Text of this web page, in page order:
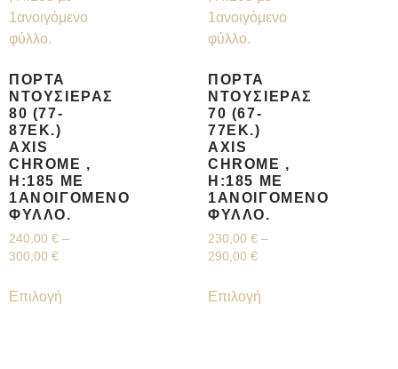
ΠΌΡΤΑ
ΝΤΟΥΣΙΈΡΑΣ
80 (77-
87ΕΚ.)
AXIS
CHROME ,
H:185 ΜΕ
1ΑΝΟΙΓΌΜΕΝΟ
ΦΎΛΛΟ.
240,00 € –
300,00 €
Επιλογή
ΠΌΡΤΑ
ΝΤΟΥΣΙΈΡΑΣ
70 (67-
77ΕΚ.)
AXIS
CHROME ,
H:185 ΜΕ
1ΑΝΟΙΓΌΜΕΝΟ
ΦΎΛΛΟ.
230,00 € –
290,00 €
Επιλογή